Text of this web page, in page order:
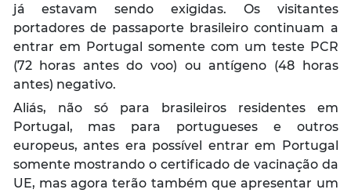
já estavam sendo exigidas. Os visitantes
portadores de passaporte brasileiro continuam a
entrar em Portugal somente com um teste PCR
(72 horas antes do voo) ou antígeno (48 horas
antes) negativo.
Aliás, não só para brasileiros residentes em
Portugal, mas para portugueses e outros
europeus, antes era possível entrar em Portugal
somente mostrando o certificado de vacinação da
UE, mas agora terão também que apresentar um